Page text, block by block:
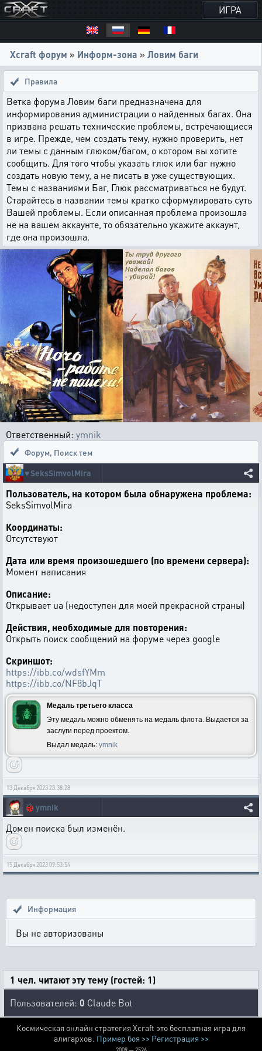
ИГРА
Xcraft форум » Информ-зона » Ловим баги
Правила
Ветка форума Ловим баги предназначена для
информирования администрации о найденных багах. Она
призвана решать технические проблемы, встречающиеся
в игре. Прежде, чем создать тему, нужно проверить, нет
ли темы с данным глюком/багом, о котором вы хотите
сообщить. Для того чтобы указать глюк или баг нужно
создать новую тему, а не писать в уже существующих.
Темы с названиями Баг, Глюк рассматриваться не будут.
Старайтесь в названии темы кратко сформулировать суть
Вашей проблемы. Если описанная проблема произошла
не на вашем аккаунте, то обязательно укажите аккаунт,
где она произошла.
Ответственный: ymnik
Форум, Поиск тем
♥️SeksSimvolMira
Пользователь, на котором была обнаружена проблема:
SeksSimvolMira
Координаты:
Отсутствуют
Дата или время произошедшего (по времени сервера):
Момент написания
Описание:
Открывает ua (недоступен для моей прекрасной страны)
Действия, необходимые для повторения:
Открыть поиск сообщений на форуме через google
Скриншот:
https://ibb.co/wdsfYMm
https://ibb.co/NF8bJqT
Медаль третьего класса
Эту медаль можно обменять на медаль флота. Выдается за
заслуги перед проектом.
Выдал медаль: ymnik
13 Декабря 2023 23:38:28
🐞 ymnik
Домен поиска был изменён.
15 Декабря 2023 09:53:54
Информация
Вы не авторизованы
1 чел. читают эту тему (гостей: 1)
Пользователей: 0 Claude Bot
Космическая онлайн стратегия Xcraft это бесплатная игра для
алигархов. Пример боя >> Регистрация >>